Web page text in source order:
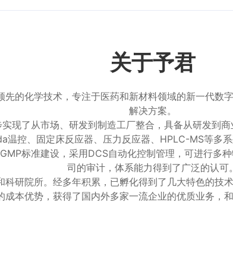
关于予君
的化学技术，专注于医药和新材料领域的新一代数
解决方案。
现了从市场、研发到制造工厂整合，具备从研发到
控、固定床反应器、压力反应器、HPLC-MS等多
标准建设，采用DCS自动化控制管理，可进行多
司的审计，体系能力得到了广泛的认可。
研院所。经多年积累，已孵化得到了几大特色的技
成本优势，获得了国内外多家一流企业的优质业务，和